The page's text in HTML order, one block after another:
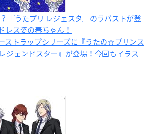
『うたプリ レジェスタ』のラバストが登
レス姿の春ちゃん！
ストラップシリーズに『うたの☆プリンス
ジェンドスター』が登場！今回もイラス